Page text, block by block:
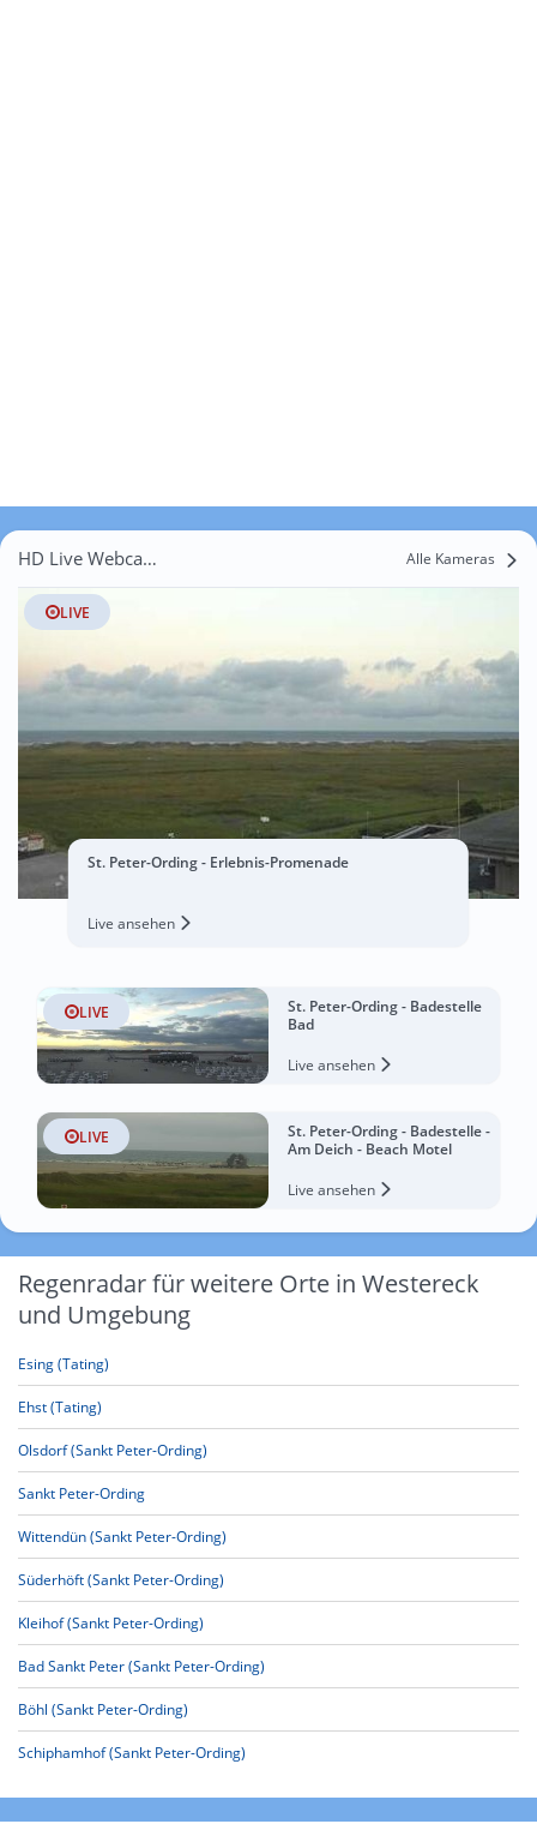
HD Live Webcams Westereck Alle Kameras
LIVE
St. Peter-Ording - Erlebnis-Promenade
Live ansehen
LIVE
St. Peter-Ording - Badestelle
Bad
Live ansehen
LIVE
St. Peter-Ording - Badestelle -
Am Deich - Beach Motel
Live ansehen
Regenradar für weitere Orte in Westereck
und Umgebung
Esing (Tating)
Ehst (Tating)
Olsdorf (Sankt Peter-Ording)
Sankt Peter-Ording
Wittendün (Sankt Peter-Ording)
Süderhöft (Sankt Peter-Ording)
Kleihof (Sankt Peter-Ording)
Bad Sankt Peter (Sankt Peter-Ording)
Böhl (Sankt Peter-Ording)
Schiphamhof (Sankt Peter-Ording)